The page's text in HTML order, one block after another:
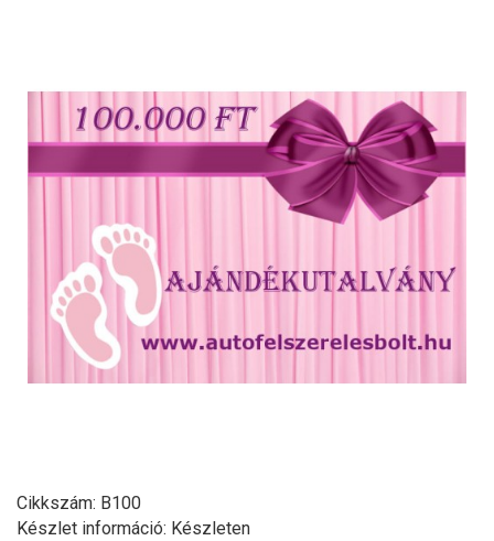
Cikkszám: B100
Készlet információ: Készleten